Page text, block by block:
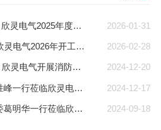
2026-01-31
同“欣”同行 智领新程 | 欣灵电气2025年度表彰总结大会暨新年酒会成功举办！
2026-02-28
马上欣程 同心共跃 | 欣灵电气2026年开工大吉！
2024-12-20
预防为主，防治结合 | 欣灵电气开展消防应急预案演练活动
2024-12-17
温州市政协副主席陈胜峰一行莅临欣灵电气调研指导
2024-09-18
农工党浙江省委会主委葛明华一行莅临欣灵电气考察调研